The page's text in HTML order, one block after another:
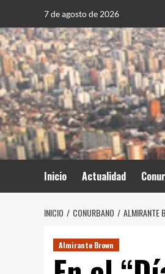
contenido
7 de agosto de 2026
Inicio Actualidad
INICIO CONURBANO ALMIRANTE
Almirante Brown